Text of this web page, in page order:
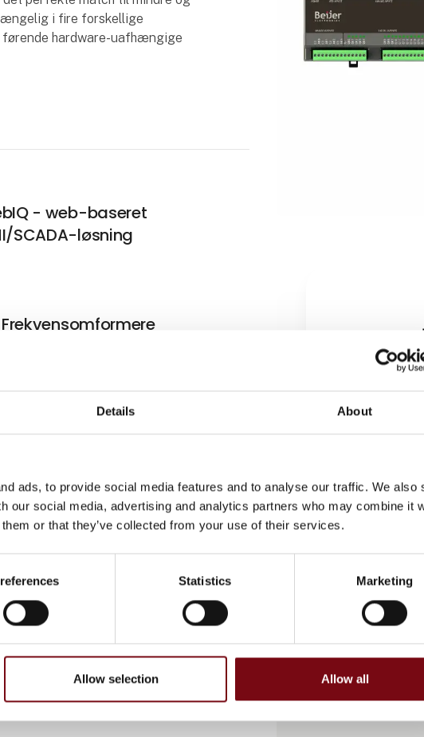
Details About
ads, to provide social media features and to analyse our traffic. We also
our social media, advertising and analytics partners who may combine it
or that they’ve collected from your use of their services.
Statistics Marketing
Allow selection Allow all
i fire forskellige
førende hardware-uafhængige
- web-baseret
SCADA-løsning
Frekvensomformere
motorer
Produktet er tilføjet af:
Beijer Electronics A/S
Beijer Electronics er en
teknologivirksomhed, der
mennesker og teknologi
processer i
Vores tilbud omfatter
automationsløsninger,
datakommunikation
eksperter i brugervenlig